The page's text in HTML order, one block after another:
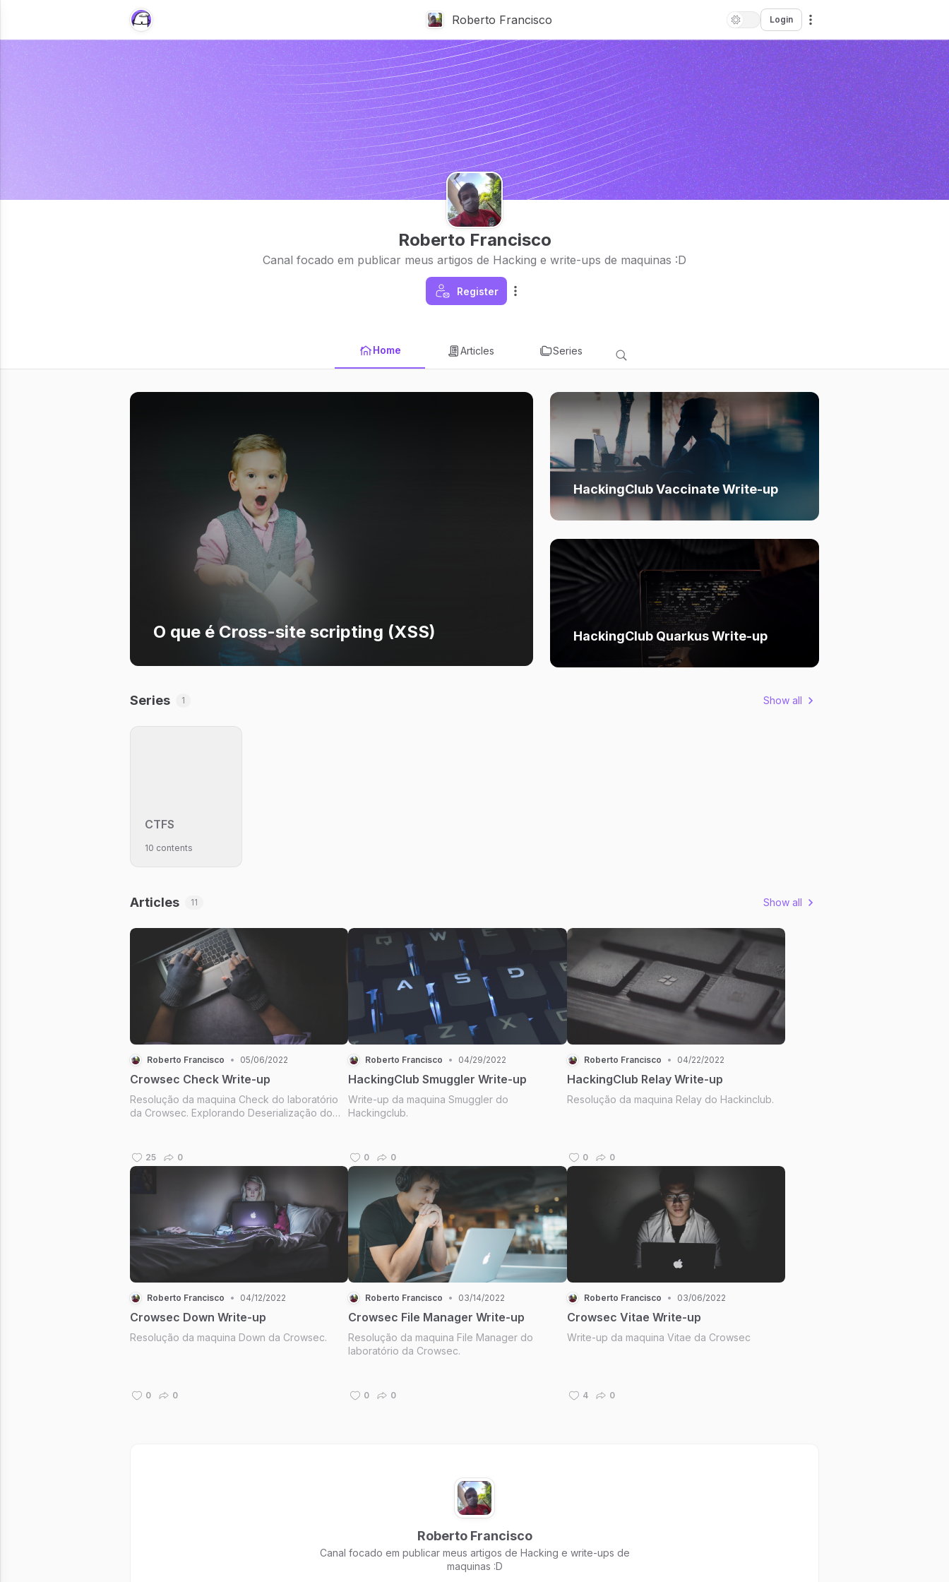
Login
Roberto Francisco
Canal focado em publicar meus artigos de Hacking e write-ups de maquinas :D
Register
Home Articles Series
O que é Cross-site scripting (XSS)
HackingClub Vaccinate Write-up
HackingClub Quarkus Write-up
Series 1 Show all
CTFS
10 contents
Articles 11 Show all
Roberto Francisco • 05/06/2022
Crowsec Check Write-up
Resolução da maquina Check do laboratório
da Crowsec. Explorando Deserialização do
25 0
Roberto Francisco • 04/29/2022
HackingClub Smuggler Write-up
Write-up da maquina Smuggler do
Hackingclub.
0 0
Roberto Francisco • 04/22/2022
HackingClub Relay Write-up
Resolução da maquina Relay do Hackinclub.
0 0
Roberto Francisco • 04/12/2022
Crowsec Down Write-up
Resolução da maquina Down da Crowsec.
0 0
Roberto Francisco • 03/14/2022
Crowsec File Manager Write-up
Resolução da maquina File Manager do
laboratório da Crowsec.
0 0
Roberto Francisco • 03/06/2022
Crowsec Vitae Write-up
Write-up da maquina Vitae da Crowsec
4 0
Roberto Francisco
Canal focado em publicar meus artigos de Hacking e write-ups de
maquinas :D